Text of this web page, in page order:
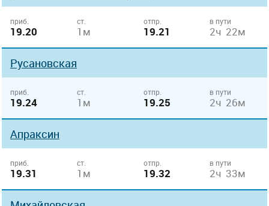
приб.
19.20
ст.
1м
отпр.
19.21
в пути
2ч 22м
Русановская
приб.
19.24
ст.
1м
отпр.
19.25
в пути
2ч 26м
Апраксин
приб.
19.31
ст.
1м
отпр.
19.32
в пути
2ч 33м